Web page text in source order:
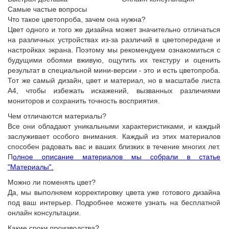
Самые частые вопросы
Что такое цветопроба, зачем она нужна?
Цвет одного и того же дизайна может значительно отличаться
на различных устройствах из-за различий в цветопередаче и
настройках экрана. Поэтому мы рекомендуем ознакомиться с
будущими обоями вживую, ощутить их текстуру и оценить
результат в специальной мини-версии - это и есть цветопроба.
Тот же самый дизайн, цвет и материал, но в масштабе листа
А4, чтобы избежать искажений, вызванных различиями
мониторов и сохранить точность восприятия.
Чем отличаются материалы?
Все они обладают уникальными характеристиками, и каждый
заслуживает особого внимания. Каждый из этих материалов
способен радовать вас и ваших близких в течение многих лет.
Полное описание материалов мы собрали в статье
"Материалы".
Можно ли поменять цвет?
Да, мы выполняем корректировку цвета уже готового дизайна
под ваш интерьер. Подробнее можете узнать на бесплатной
онлайн консультации.